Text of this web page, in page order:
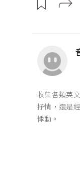
收集各類英
抒情，還是
悸動。